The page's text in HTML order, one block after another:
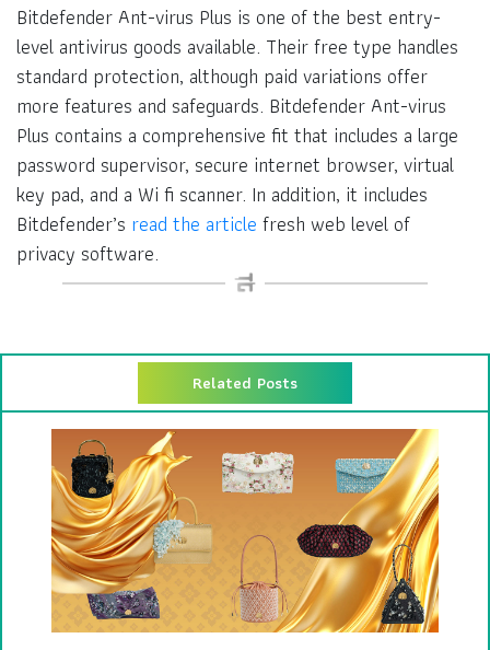
Bitdefender Ant-virus Plus is one of the best entry-
level antivirus goods available. Their free type handles
standard protection, although paid variations offer
more features and safeguards. Bitdefender Ant-virus
Plus contains a comprehensive fit that includes a large
password supervisor, secure internet browser, virtual
key pad, and a Wi fi scanner. In addition, it includes
Bitdefender’s read the article fresh web level of
privacy software.
Related Posts